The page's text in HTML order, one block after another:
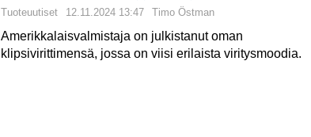
Tuoteuutiset 12.11.2024 13:47 Timo Östman
Amerikkalaisvalmistaja on julkistanut oman
klipsivirittimensä, jossa on viisi erilaista viritysmoodia.